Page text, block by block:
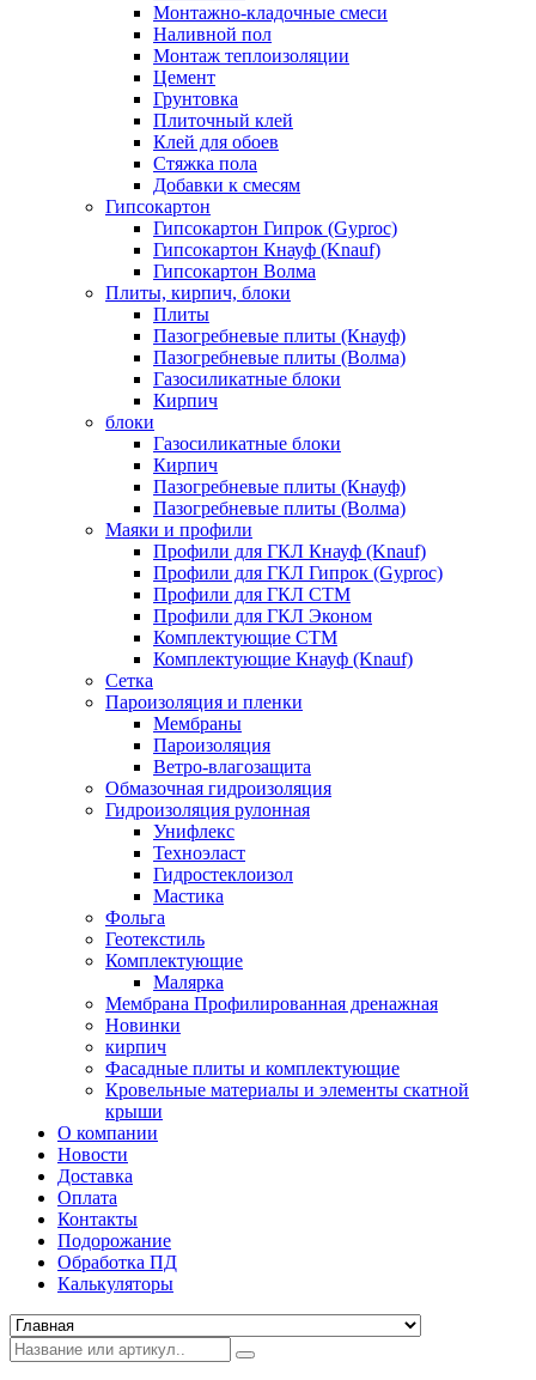
Монтажно-кладочные смеси
Наливной пол
Монтаж теплоизоляции
Цемент
Грунтовка
Плиточный клей
Клей для обоев
Стяжка пола
Добавки к смесям
Гипсокартон
Гипсокартон Гипрок (Gyproc)
Гипсокартон Кнауф (Knauf)
Гипсокартон Волма
Плиты, кирпич, блоки
Плиты
Пазогребневые плиты (Кнауф)
Пазогребневые плиты (Волма)
Газосиликатные блоки
Кирпич
блоки
Газосиликатные блоки
Кирпич
Пазогребневые плиты (Кнауф)
Пазогребневые плиты (Волма)
Маяки и профили
Профили для ГКЛ Кнауф (Knauf)
Профили для ГКЛ Гипрок (Gyproc)
Профили для ГКЛ СТМ
Профили для ГКЛ Эконом
Комплектующие СТМ
Комплектующие Кнауф (Knauf)
Сетка
Пароизоляция и пленки
Мембраны
Пароизоляция
Ветро-влагозащита
Обмазочная гидроизоляция
Гидроизоляция рулонная
Унифлекс
Техноэласт
Гидростеклоизол
Мастика
Фольга
Геотекстиль
Комплектующие
Малярка
Мембрана Профилированная дренажная
Новинки
кирпич
Фасадные плиты и комплектующие
Кровельные материалы и элементы скатной
крыши
О компании
Новости
Доставка
Оплата
Контакты
Подорожание
Обработка ПД
Калькуляторы